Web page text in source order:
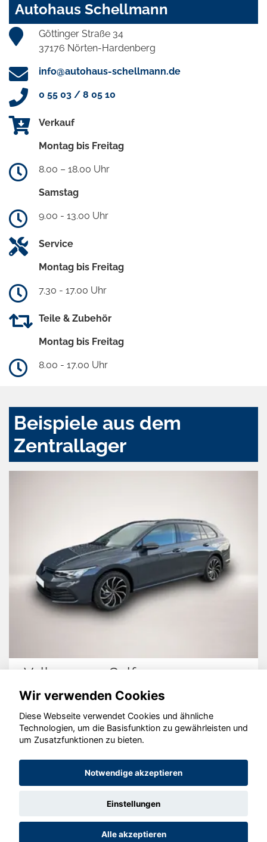
Autohaus Schellmann
Göttinger Straße 34
37176 Nörten-Hardenberg
info@autohaus-schellmann.de
0 55 03 / 8 05 10
Verkauf
Montag bis Freitag
8.00 – 18.00 Uhr
Samstag
9.00 - 13.00 Uhr
Service
Montag bis Freitag
7.30 - 17.00 Uhr
Teile & Zubehör
Montag bis Freitag
8.00 - 17.00 Uhr
Beispiele aus dem
Zentrallager
Volkswagen Golf
© konjunkturmotor.de GmbH 2020 - 2026
Wir verwenden Cookies
Diese Webseite verwendet Cookies und ähnliche
Technologien, um die Basisfunktion zu gewährleisten und
um Zusatzfunktionen zu bieten.
Notwendige akzeptieren
Einstellungen
Alle akzeptieren